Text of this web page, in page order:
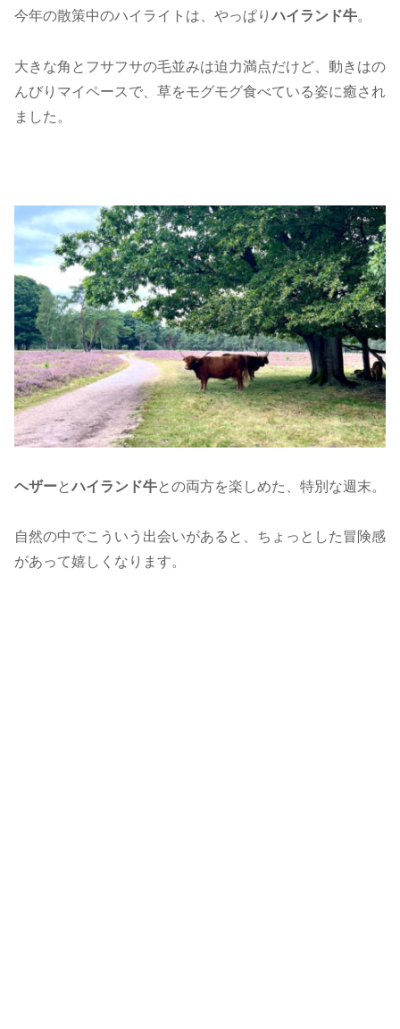
今年の散策中のハイライトは、やっぱりハイランド牛。
大きな角とフサフサの毛並みは迫力満点だけど、動きはの
んびりマイペースで、草をモグモグ食べている姿に癒され
ました。
ヘザーとハイランド牛との両方を楽しめた、特別な週末。
自然の中でこういう出会いがあると、ちょっとした冒険感
があって嬉しくなります。